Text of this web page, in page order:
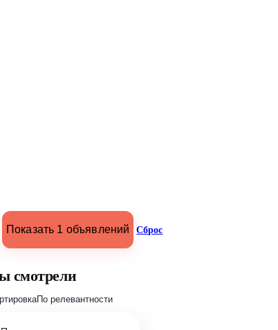
Показать 1 объявлений Сброс
смотрели
По релевантности